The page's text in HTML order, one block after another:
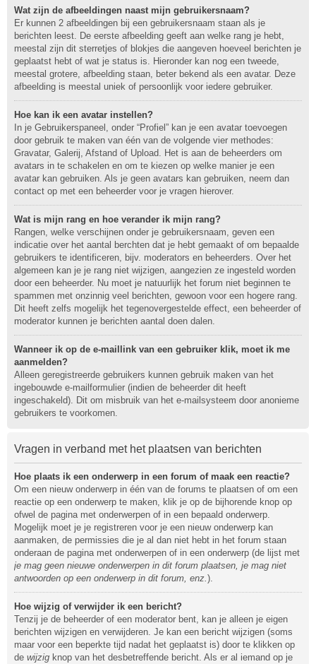
Wat zijn de afbeeldingen naast mijn gebruikersnaam?
Er kunnen 2 afbeeldingen bij een gebruikersnaam staan als je
berichten leest. De eerste afbeelding geeft aan welke rang je hebt,
meestal zijn dit sterretjes of blokjes die aangeven hoeveel berichten je
geplaatst hebt of wat je status is. Hieronder kan nog een tweede,
meestal grotere, afbeelding staan, beter bekend als een avatar. Deze
afbeelding is meestal uniek of persoonlijk voor iedere gebruiker.
Hoe kan ik een avatar instellen?
In je Gebruikerspaneel, onder “Profiel” kan je een avatar toevoegen
door gebruik te maken van één van de volgende vier methodes:
Gravatar, Galerij, Afstand of Upload. Het is aan de beheerders om
avatars in te schakelen en om te kiezen op welke manier je een
avatar kan gebruiken. Als je geen avatars kan gebruiken, neem dan
contact op met een beheerder voor je vragen hierover.
Wat is mijn rang en hoe verander ik mijn rang?
Rangen, welke verschijnen onder je gebruikersnaam, geven een
indicatie over het aantal berchten dat je hebt gemaakt of om bepaalde
gebruikers te identificeren, bijv. moderators en beheerders. Over het
algemeen kan je je rang niet wijzigen, aangezien ze ingesteld worden
door een beheerder. Nu moet je natuurlijk het forum niet beginnen te
spammen met onzinnig veel berichten, gewoon voor een hogere rang.
Dit heeft zelfs mogelijk het tegenovergestelde effect, een beheerder of
moderator kunnen je berichten aantal doen dalen.
Wanneer ik op de e-maillink van een gebruiker klik, moet ik me
aanmelden?
Alleen geregistreerde gebruikers kunnen gebruik maken van het
ingebouwde e-mailformulier (indien de beheerder dit heeft
ingeschakeld). Dit om misbruik van het e-mailsysteem door anonieme
gebruikers te voorkomen.
Vragen in verband met het plaatsen van berichten
Hoe plaats ik een onderwerp in een forum of maak een reactie?
Om een nieuw onderwerp in één van de forums te plaatsen of om een
reactie op een onderwerp te maken, klik je op de bijhorende knop op
ofwel de pagina met onderwerpen of in een bepaald onderwerp.
Mogelijk moet je je registreren voor je een nieuw onderwerp kan
aanmaken, de permissies die je al dan niet hebt in het forum staan
onderaan de pagina met onderwerpen of in een onderwerp (de lijst met
je mag geen nieuwe onderwerpen in dit forum plaatsen, je mag niet
antwoorden op een onderwerp in dit forum, enz.).
Hoe wijzig of verwijder ik een bericht?
Tenzij je de beheerder of een moderator bent, kan je alleen je eigen
berichten wijzigen en verwijderen. Je kan een bericht wijzigen (soms
maar voor een beperkte tijd nadat het geplaatst is) door te klikken op
de wijzig knop van het desbetreffende bericht. Als er al iemand op je